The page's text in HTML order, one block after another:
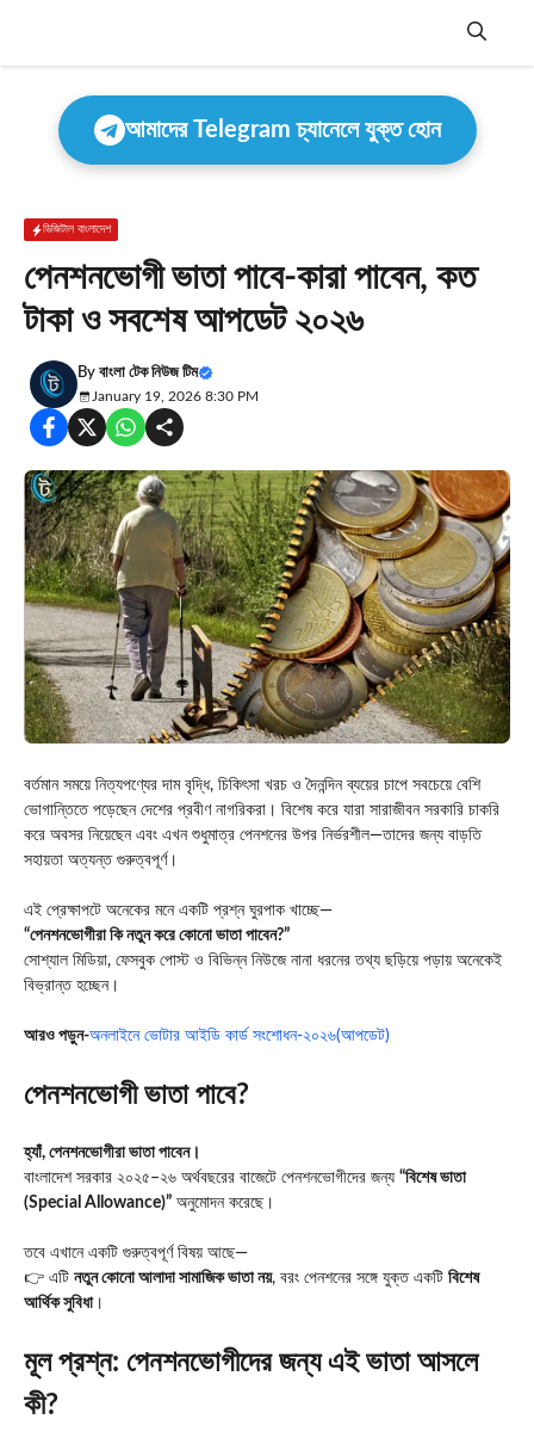
Menu
আমাদের Telegram চ্যানেলে যুক্ত হোন
ডিজিটাল বাংলাদেশ
পেনশনভোগী ভাতা পাবে-কারা পাবেন, কত
টাকা ও সবশেষ আপডেট ২০২৬
By বাংলা টেক নিউজ টিম
January 19, 2026 8:30 PM
বর্তমান সময়ে নিত্যপণ্যের দাম বৃদ্ধি, চিকিৎসা খরচ ও দৈনন্দিন ব্যয়ের চাপে সবচেয়ে বেশি
ভোগান্তিতে পড়েছেন দেশের প্রবীণ নাগরিকরা। বিশেষ করে যারা সারাজীবন সরকারি চাকরি
করে অবসর নিয়েছেন এবং এখন শুধুমাত্র পেনশনের উপর নির্ভরশীল—তাদের জন্য বাড়তি
সহায়তা অত্যন্ত গুরুত্বপূর্ণ।
এই প্রেক্ষাপটে অনেকের মনে একটি প্রশ্ন ঘুরপাক খাচ্ছে—
“পেনশনভোগীরা কি নতুন করে কোনো ভাতা পাবেন?”
সোশ্যাল মিডিয়া, ফেসবুক পোস্ট ও বিভিন্ন নিউজে নানা ধরনের তথ্য ছড়িয়ে পড়ায় অনেকেই
বিভ্রান্ত হচ্ছেন।
আরও পড়ুন-অনলাইনে ভোটার আইডি কার্ড সংশোধন-২০২৬(আপডেট)
পেনশনভোগী ভাতা পাবে?
হ্যাঁ, পেনশনভোগীরা ভাতা পাবেন।
বাংলাদেশ সরকার ২০২৫–২৬ অর্থবছরের বাজেটে পেনশনভোগীদের জন্য “বিশেষ ভাতা
(Special Allowance)” অনুমোদন করেছে।
তবে এখানে একটি গুরুত্বপূর্ণ বিষয় আছে—
👉 এটি নতুন কোনো আলাদা সামাজিক ভাতা নয়, বরং পেনশনের সঙ্গে যুক্ত একটি বিশেষ
আর্থিক সুবিধা।
মূল প্রশ্ন: পেনশনভোগীদের জন্য এই ভাতা আসলে
কী?